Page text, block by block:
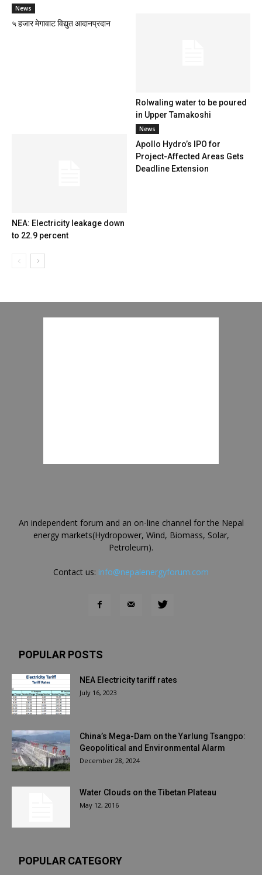
News
५ हजार मेगावाट विद्युत आदानप्रदान
Rolwaling water to be poured
in Upper Tamakoshi
NEA: Electricity leakage down
to 22.9 percent
News
Apollo Hydro’s IPO for
Project-Affected Areas Gets
Deadline Extension
An independent forum and an on-line channel for the Nepal
energy markets(Hydropower, Wind, Biomass, Solar,
Petroleum).
Contact us: info@nepalenergyforum.com
POPULAR POSTS
NEA Electricity tariff rates
July 16, 2023
China’s Mega-Dam on the Yarlung Tsangpo:
Geopolitical and Environmental Alarm
December 28, 2024
Water Clouds on the Tibetan Plateau
May 12, 2016
POPULAR CATEGORY